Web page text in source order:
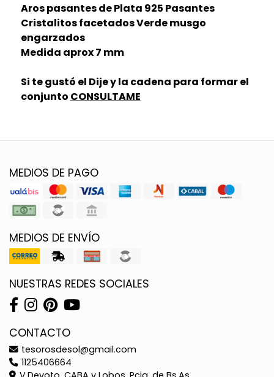
Aros pasantes de Plata 925 Pasantes
Cristalitos facetados Verde musgo
engarzados
Medida aprox 7 mm
Si te gustó el Dije y la cadena para formar el
conjunto CONSULTAME
MEDIOS DE PAGO
MEDIOS DE ENVÍO
NUESTRAS REDES SOCIALES
CONTACTO
tesorosdesol@gmail.com
1125406664